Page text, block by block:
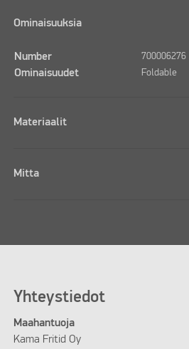
Ominaisuuksia
Number 700006276
Ominaisuudet Foldable
Materiaalit
Mitta
Yhteystiedot
Maahantuoja
Kama Fritid Oy